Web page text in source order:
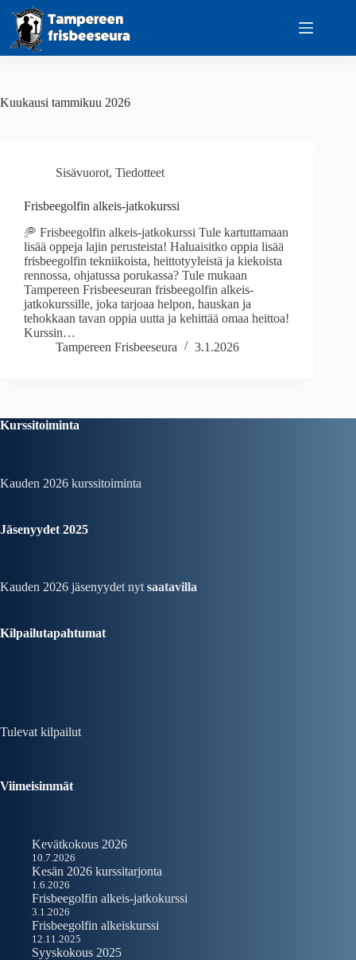
content
Kuukausi tammikuu 2026
Sisävuorot, Tiedotteet
Frisbeegolfin alkeis-jatkokurssi
🥏 Frisbeegolfin alkeis-jatkokurssi Tule kartuttamaan
lisää oppeja lajin perusteista! Haluaisitko oppia lisää
frisbeegolfin tekniikoista, heittotyyleistä ja kiekoista
rennossa, ohjatussa porukassa? Tule mukaan
Tampereen Frisbeeseuran frisbeegolfin alkeis-
jatkokurssille, joka tarjoaa helpon, hauskan ja
tehokkaan tavan oppia uutta ja kehittää omaa heittoa!
Kurssin…
Tampereen Frisbeeseura
3.1.2026
Kurssitoiminta
Kauden 2026 kurssitoiminta
Jäsenyydet 2025
Kauden 2026 jäsenyydet nyt saatavilla
Kilpailutapahtumat
Tulevat kilpailut
Viimeisimmät
Kevätkokous 2026
10.7.2026
Kesän 2026 kurssitarjonta
1.6.2026
Frisbeegolfin alkeis-jatkokurssi
3.1.2026
Frisbeegolfin alkeiskurssi
12.11.2025
Syyskokous 2025